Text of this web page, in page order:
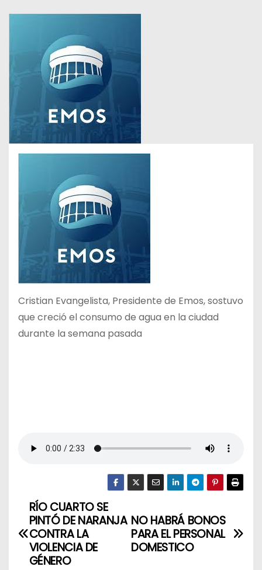
Cristian Evangelista, Presidente de Emos, sostuvo
que creció el consumo de agua en la ciudad
durante la semana pasada
N
a
NO HABRÁ BONOS
PARA EL PERSONAL
DOMESTICO
RÍO CUARTO SE
PINTÓ DE NARANJA
CONTRA LA
VIOLENCIA DE
GÉNERO